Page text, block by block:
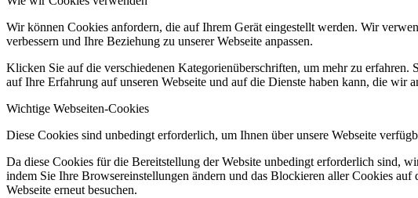
Wir können Cookies anfordern, die auf Ihrem Gerät eingestellt werden. Wir
verbessern und Ihre Beziehung zu unserer Webseite anpassen.
Klicken Sie auf die verschiedenen Kategorienüberschriften, um mehr zu
auf Ihre Erfahrung auf unseren Webseite und auf die Dienste haben kann, die wir
Wichtige Webseiten-Cookies
Diese Cookies sind unbedingt erforderlich, um Ihnen über unsere Webseite
Da diese Cookies für die Bereitstellung der Website unbedingt erforderlich sind,
indem Sie Ihre Browsereinstellungen ändern und das Blockieren aller Cookies
Webseite erneut besuchen.